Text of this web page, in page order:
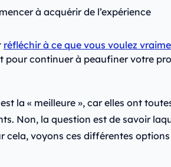
à acquérir de l’expérience
réfléchir à ce que vous voulez
pour continuer à peaufiner votre
la « meilleure », car elles ont
Non, la question est de savoir
cela, voyons ces différentes